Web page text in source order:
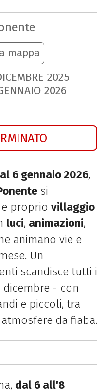
mappa
2025
2026
6 gennaio 2026,
si
proprio villaggio
luci, animazioni,
animano vie e
Un
scandisce tutti i
dicembre - con
e piccoli, tra
da fiaba.
dal 6 all'8